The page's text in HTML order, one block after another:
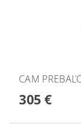
CAM
305 €